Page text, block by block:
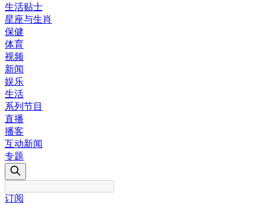
生活贴士
星座与生肖
保健
体育
视频
新闻
娱乐
生活
系列节目
直播
播客
互动新闻
专题
订阅